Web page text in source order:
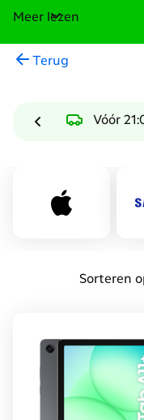
laptop. Wat je ook
met abonnement
Android? Je hebt
kiezen. Of je nu
krassen en geef je
Meer lezen
Terug
Vóór
Sorteren